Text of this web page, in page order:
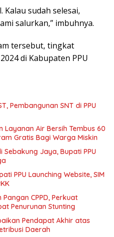
Kalau sudah selesai,
salurkan,” imbuhnya.
tersebut, tingkat
di Kabupaten PPU
Pembangunan SNT di PPU
Layanan Air Bersih Tembus 60
Gratis Bagi Warga Miskin
Jaya, Bupati PPU
PPU Launching Website, SIM
CPPD, Perkuat
Penurunan Stunting
Pendapat Akhir atas
Daerah